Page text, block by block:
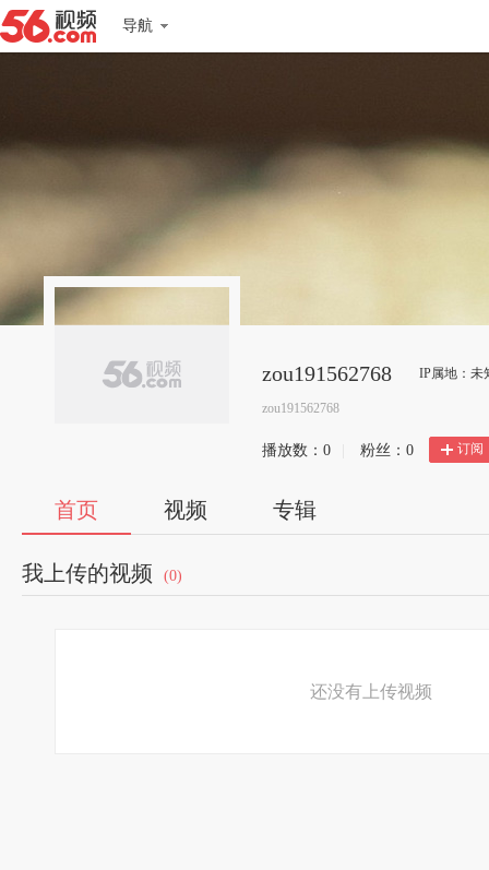
导航
zou191562768 IP属地：未
zou191562768
播放数： 0 粉丝： 0 订阅
首页 视频 专辑
我上传的视频 (0)
还没有上传视频